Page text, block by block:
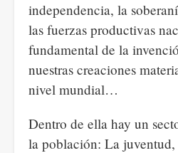
independencia, la
las fuerzas productivas
fundamental de la
nuestras creaciones
nivel mundial…
Dentro de ella hay un
la población: La juventud,